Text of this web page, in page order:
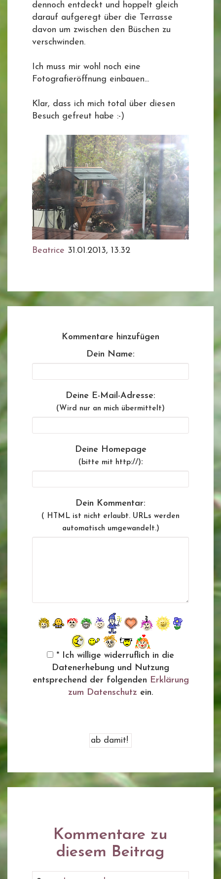
dennoch entdeckt und hoppelt gleich
darauf aufgeregt über die Terrasse
davon um zwischen den Büschen zu
verschwinden.
Ich muss mir wohl noch eine
Fotografieröffnung einbauen...
Klar, dass ich mich total über diesen
Besuch gefreut habe :-)
Beatrice 31.01.2013, 13.32
Kommentare hinzufügen
Dein Name:
Deine E-Mail-Adresse:
(Wird nur an mich übermittelt)
Deine Homepage
(bitte mit http://):
Dein Kommentar:
( HTML ist nicht erlaubt. URLs werden
automatisch umgewandelt.)
* Ich willige widerruflich in die
Datenerhebung und Nutzung
entsprechend der folgenden Erklärung
zum Datenschutz ein.
Kommentare zu
diesem Beitrag